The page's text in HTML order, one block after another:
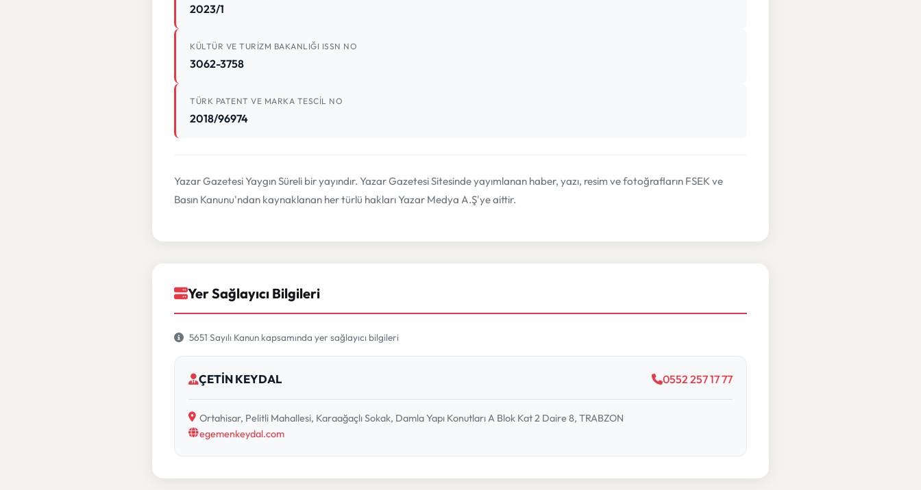
2023/1
KÜLTÜR VE TURIZM BAKANLIĞI ISSN NO
3062-3758
TÜRK PATENT VE MARKA TESCIL NO
2018/96974
Yazar Gazetesi Yaygın Süreli bir yayındır. Yazar Gazetesi Sitesinde yayımlanan haber, yazı, resim ve fotoğrafların FSEK ve
Basın Kanunu'ndan kaynaklanan her türlü hakları Yazar Medya A.Ş'ye aittir.
Yer Sağlayıcı Bilgileri
5651 Sayılı Kanun kapsamında yer sağlayıcı bilgileri
ÇETİN KEYDAL 0552 257 17 77
Ortahisar, Pelitli Mahallesi, Karaağaçlı Sokak, Damla Yapı Konutları A Blok Kat 2 Daire 8, TRABZON
egemenkeydal.com